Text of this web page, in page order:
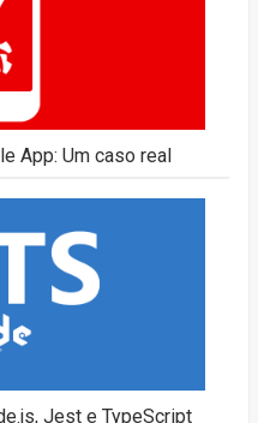
App: Um caso real
Jest e TypeScript